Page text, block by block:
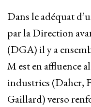
Dans le adéquat
par la Direction
(DGA) il y a
M est en affluence
industries (Daher,
Gaillard) verso